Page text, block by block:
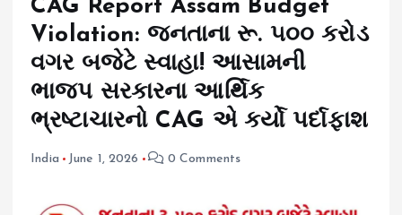
CAG Report Assam Budget
Violation: જનતાના રૂ. ૫૦૦ કરોડ
વગર બજેટે સ્વાહા! આસામની
ભાજપ સરકારના આર્થિક
ભ્રષ્ટાચારનો CAG એ કર્યો પર્દાફાશ
India June 1, 2026 0 Comments